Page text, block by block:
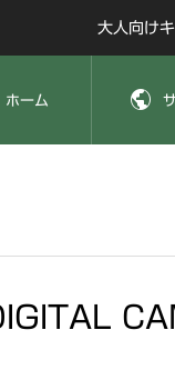
大人向け
ホーム 